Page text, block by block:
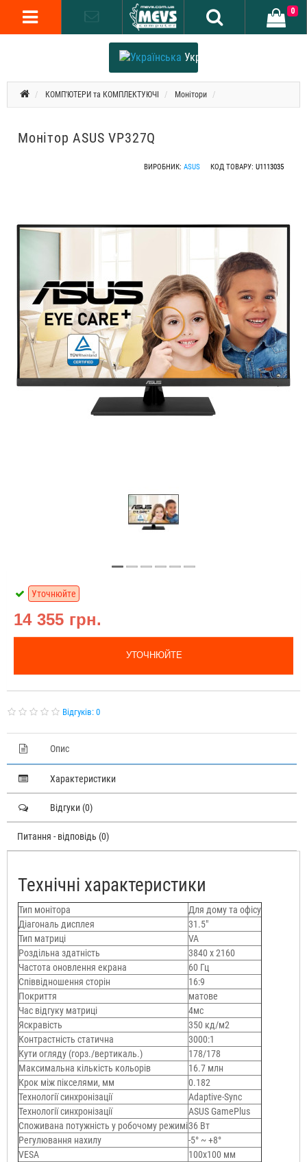
Українська
0
КОМП'ЮТЕРИ та КОМПЛЕКТУЮЧІ Монітори
Монітор ASUS VP327Q
ВИРОБНИК: ASUS КОД ТОВАРУ: U1113035
14 355 грн.
Уточнюйте
УТОЧНЮЙТЕ
Відгуків: 0
Опис
Характеристики
Відгуки (0)
Питання - відповідь (0)
Технічні характеристики
Тип монітора
Для дому та офісу
Діагональ дисплея
31.5"
Тип матриці
VA
Роздільна здатність
3840 x 2160
Частота оновлення екрана
60 Гц
Співвідношення сторін
16:9
Покриття
матове
Час відгуку матриці
4мс
Яскравість
350 кд/м2
Контрастність статична
3000:1
Кути огляду (горз./вертикаль.)
178/178
Максимальна кількість кольорів
16.7 млн
Крок між пікселями, мм
0.182
Технології синхронізації
Adaptive-Sync
Технології синхронізації
ASUS GamePlus
Споживана потужність у робочому режимі36 Вт
Регулювання нахилу
-5° ~ +8°
VESA
100x100 мм